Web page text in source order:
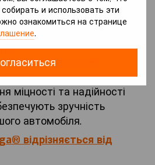
и использовать эти
ознакомиться на странице
.
до корозії.
при
спектр наших
безпеку, легкість
міцності та надійності
зручність
автомобіля.
відрізняється від